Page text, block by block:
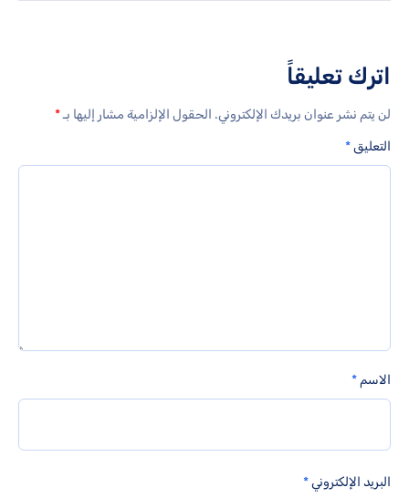
اترك تعليقاً
لن يتم نشر عنوان بريدك الإلكتروني. الحقول الإلزامية مشار إليها بـ*
التعليق*
الاسم *
البريد الإلكتروني*